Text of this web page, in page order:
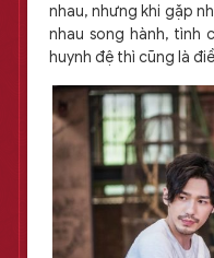
nhau, nhưng khi gặp
nhau song hành, tình
huynh đệ thì cũng là